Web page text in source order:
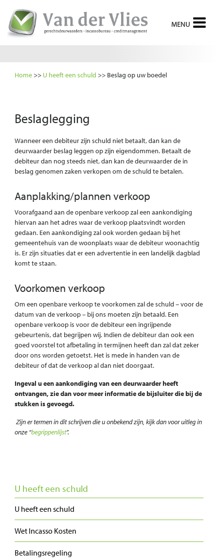
Home >> U heeft een schuld >> Beslag op uw boedel
Beslaglegging
Wanneer een debiteur zijn schuld niet betaalt, dan kan de
deurwaarder beslag leggen op zijn eigendommen. Betaalt de
debiteur dan nog steeds niet, dan kan de deurwaarder de in
beslag genomen zaken verkopen om de schuld te betalen.
Aanplakking/plannen verkoop
Voorafgaand aan de openbare verkoop zal een aankondiging
hiervan aan het adres waar de verkoop plaatsvindt worden
gedaan. Een aankondiging zal ook worden gedaan bij het
gemeentehuis van de woonplaats waar de debiteur woonachtig
is. Er zijn situaties dat er een advertentie in een landelijk dagblad
komt te staan.
Voorkomen verkoop
Om een openbare verkoop te voorkomen zal de schuld – voor de
datum van de verkoop – bij ons moeten zijn betaald. Een
openbare verkoop is voor de debiteur een ingrijpende
gebeurtenis, dat begrijpen wij. Indien de debiteur dan ook een
goed voorstel tot afbetaling in termijnen heeft dan zal dat zeker
door ons worden getoetst. Het is mede in handen van de
debiteur of dat de verkoop al dan niet doorgaat.
Ingeval u een aankondiging van een deurwaarder heeft
ontvangen, zie dan voor meer informatie de bijsluiter die bij de
stukken is gevoegd.
Zijn er termen in dit schrijven die u onbekend zijn, kijk dan voor uitleg in
onze “begrippenlijst”.
U heeft een schuld
U heeft een schuld
Wet Incasso Kosten
Betalingsregeling